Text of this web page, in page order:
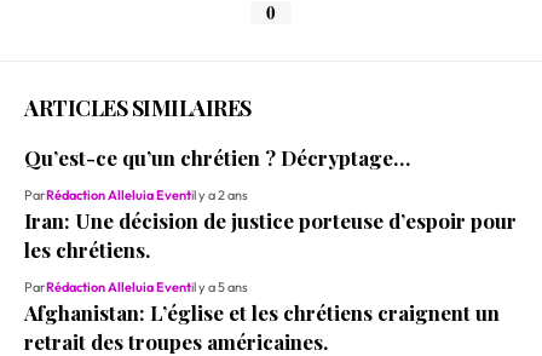
0
ARTICLES SIMILAIRES
Qu’est-ce qu’un chrétien ? Décryptage…
ParRédaction Alleluia Eventil y a 2 ans
Iran: Une décision de justice porteuse d’espoir pour
les chrétiens.
ParRédaction Alleluia Eventil y a 5 ans
Afghanistan: L’église et les chrétiens craignent un
retrait des troupes américaines.